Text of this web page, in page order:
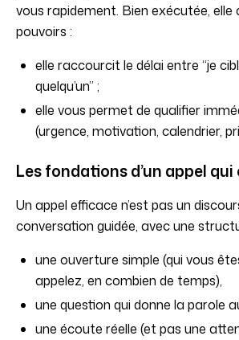
vous rapidement. Bien exécutée, elle
pouvoirs :
elle raccourcit le délai entre “je
quelqu’un” ;
elle vous permet de qualifier
(urgence, motivation, calendrier,
Les fondations d’un appel
Un appel efficace n’est pas un
conversation guidée, avec une
une ouverture simple (qui vous
appelez, en combien de temps),
une question qui donne la parole
une écoute réelle (et pas une